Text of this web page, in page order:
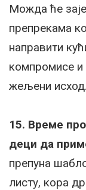
Можда ће
препрекама
направити
компромисе и
жељени исход.
15. Време
деци да
препуна
листу, кора